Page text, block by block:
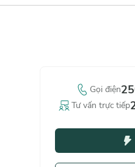
Gọi điện
Tư vấn trực tiếp